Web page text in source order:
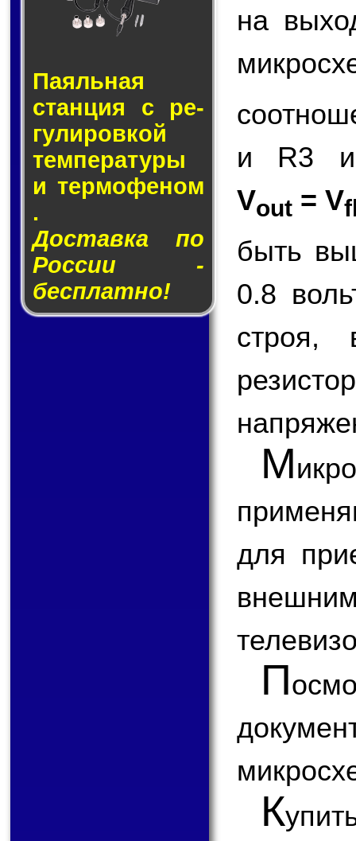
Паяльная
стан­ция с ре­
гу­ли­ров­кой
тем­пе­ра­ту­ры
и тер­мо­фе­ном
.
Доставка по
России -
бесплатно!
на
и R3 и
Vout = V
быть
0.8
строя,
М
для
П
К